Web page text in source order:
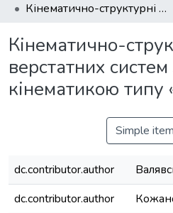
Кінематично-структурні схеми верстатних систем з паралельною кінематикою типу «Дельта»
Кінематично-
верстатних
кінематикою типу
Simple
dc.contributor.author
dc.contributor.author